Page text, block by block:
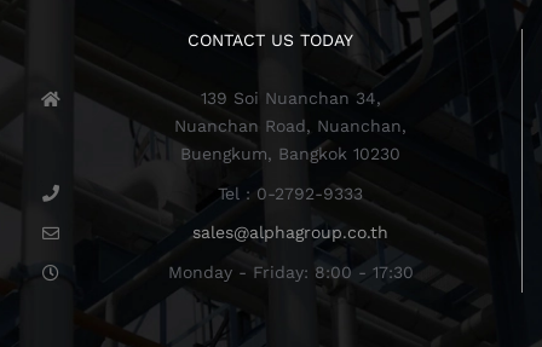
CONTACT US TODAY
139 Soi Nuanchan 34,
Nuanchan Road, Nuanchan,
Buengkum, Bangkok 10230
Tel : 0-2792-9333
sales@alphagroup.co.th
Monday - Friday: 8:00 - 17:30